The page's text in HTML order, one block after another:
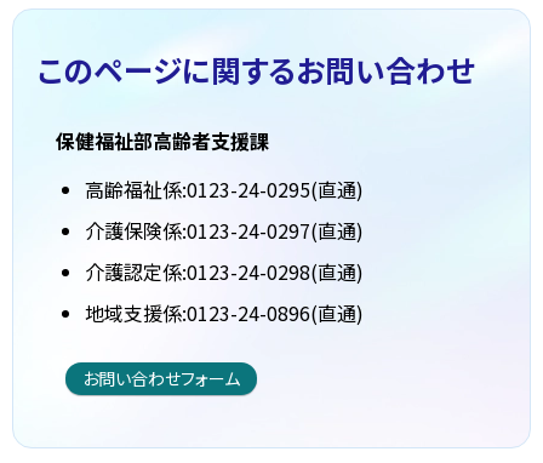
このページに関するお問い合わせ
保健福祉部高齢者支援課
高齢福祉係:0123-24-0295(直通)
介護保険係:0123-24-0297(直通)
介護認定係:0123-24-0298(直通)
地域支援係:0123-24-0896(直通)
お問い合わせフォーム